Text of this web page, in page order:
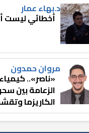
د.بهاء عمار
أخطائي ليست
مروان حمدون
«ناصر».. كيمياء
الزعامة بين
الكاريزما
الثائر